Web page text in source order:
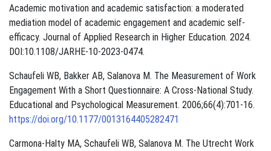
Academic motivation and academic satisfaction: a moderated
mediation model of academic engagement and academic self-
efficacy. Journal of Applied Research in Higher Education. 2024.
DOI:10.1108/JARHE-10-2023-0474.
Schaufeli WB, Bakker AB, Salanova M. The Measurement of Work
Engagement With a Short Questionnaire: A Cross-National Study.
Educational and Psychological Measurement. 2006;66(4):701-16.
https://doi.org/10.1177/0013164405282471
Carmona-Halty MA, Schaufeli WB, Salanova M. The Utrecht Work